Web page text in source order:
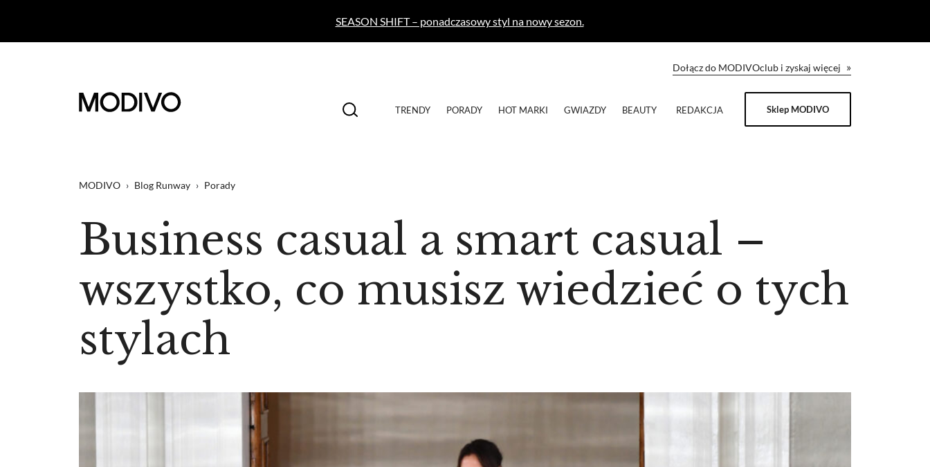
SEASON SHIFT – ponadczasowy styl na nowy sezon.
Dołącz do MODIVOclub i zyskaj więcej »
TRENDY PORADY HOT MARKI GWIAZDY BEAUTY REDAKCJA Sklep MODIVO
MODIVO › Blog Runway › Porady
Business casual a smart casual –
wszystko, co musisz wiedzieć o tych
stylach